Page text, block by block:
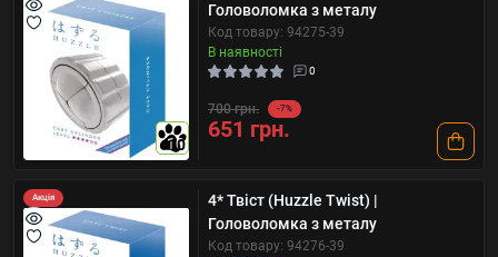
10
Головоломка з металу
Код товару: 94275-39
В наявності
0
700 грн. -7%
651 грн.
Акція
4* Твіст (Huzzle Twist) |
Головоломка з металу
Код товару: 94276-39